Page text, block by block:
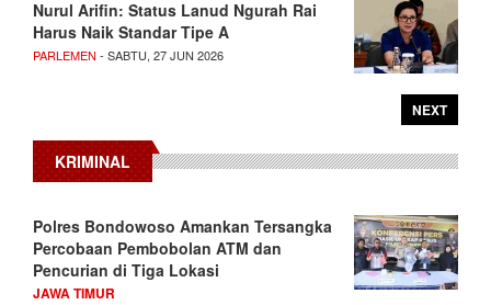
Nurul Arifin: Status Lanud Ngurah Rai
Harus Naik Standar Tipe A
PARLEMEN - SABTU, 27 JUN 2026
NEXT
KRIMINAL
Polres Bondowoso Amankan Tersangka
Percobaan Pembobolan ATM dan
Pencurian di Tiga Lokasi
JAWA TIMUR